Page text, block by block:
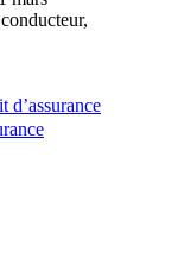
d’assurance